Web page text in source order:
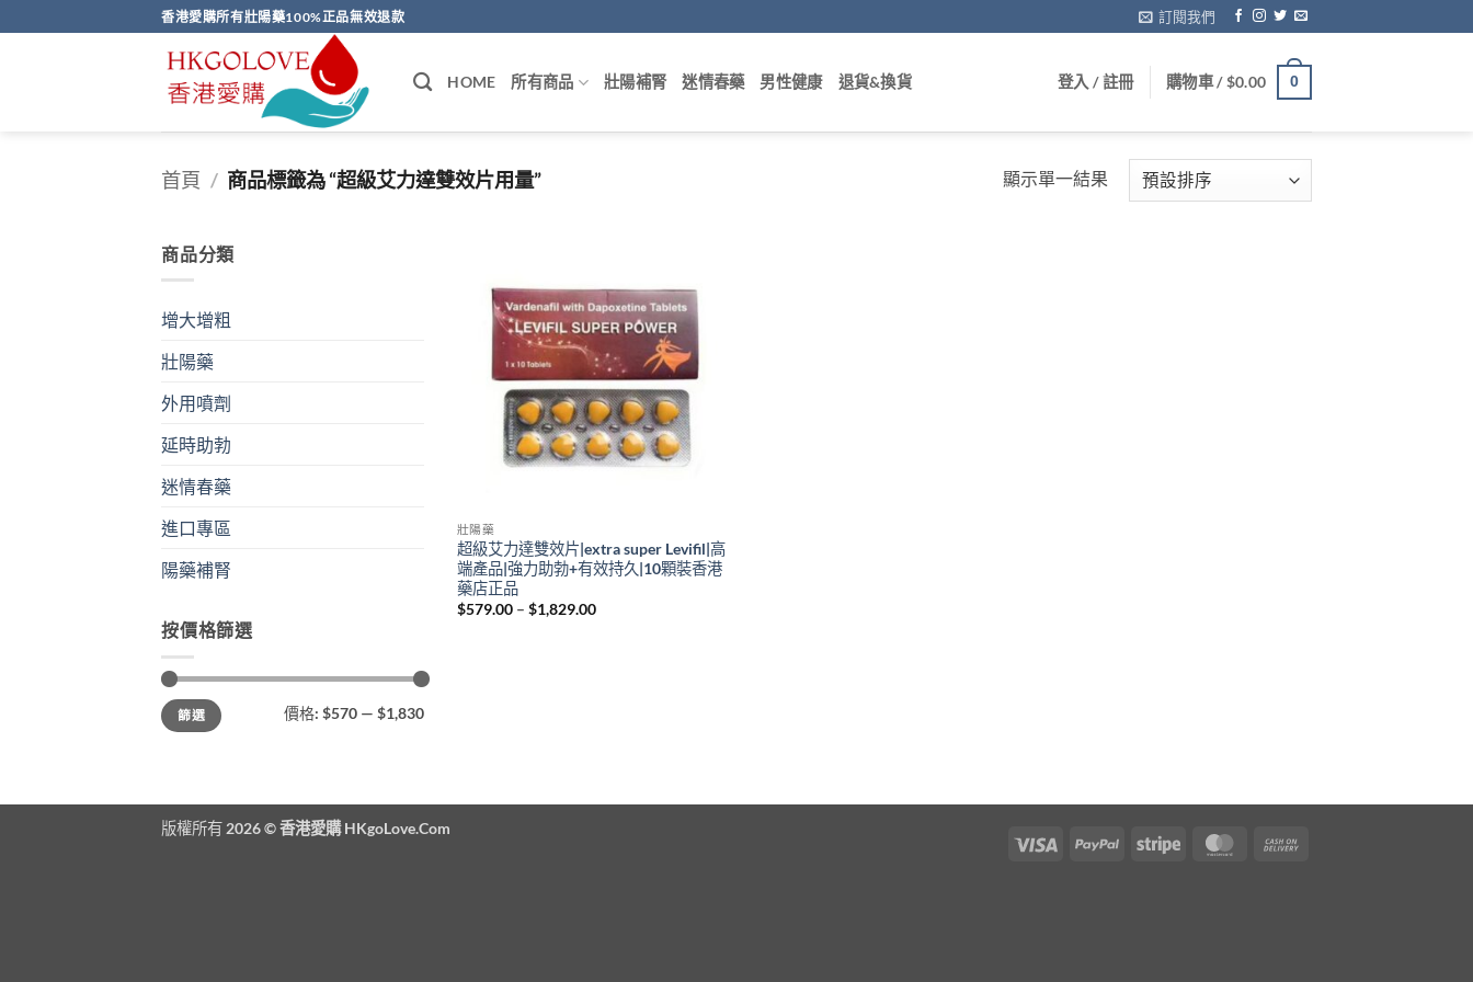
to
香港愛購所有壯陽藥100%正品無效退款 訂閱我們
HOME 所有商品 壯陽補腎 迷情春藥 男性健康 退貨&換貨 登入 / 註冊 購物車 /$0.00 0
首頁 / 商品標籤為 “超級艾力達雙效片用量” 顯示單一結果
商品分類
增大增粗
壯陽藥
外用噴劑
延時助勃
迷情春藥
進口專區
陽藥補腎
按價格篩選
最
低
價
最
高
價
篩選 價格: $570 — $1,830
壯陽藥
超級艾力達雙效片|extra super Levifil|高
端產品|強力助勃+有效持久|10顆裝香港
藥店正品
$579.00 – $1,829.00Price
Visa PayPal Stripe MasterCard
版權所有 2026 ©香港愛購 HKgoLove.Com